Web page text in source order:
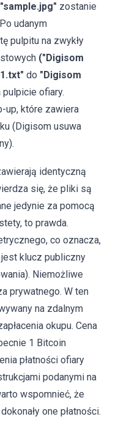
"sample.jpg" zostanie
udanym
pulpitu na zwykły
("Digisom
do "Digisom
ofiary.
up, które zawiera
(Digisom usuwa
identyczną
się, że pliki są
jedynie za pomocą
to prawda.
co oznacza,
klucz ​​publiczny
Niemożliwe
prywatnego. W ten
na zdalnym
okupu. Cena
1 Bitcoin
płatności ofiary
podanymi na
wspomnieć, że
one płatności.